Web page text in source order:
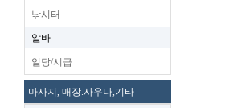
낚시터
알바
일당/시급
마사지, 매장.사우나,기타